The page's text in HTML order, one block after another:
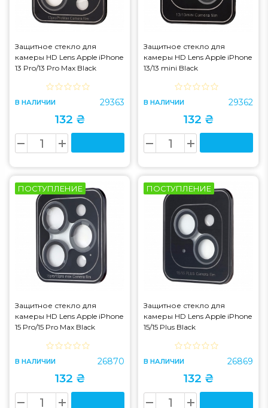
Защитное стекло для
камеры HD Lens Apple iPhone
13 Pro/13 Pro Max Black
В НАЛИЧИИ 29363
132 ₴
Защитное стекло для
камеры HD Lens Apple iPhone
13/13 mini Black
В НАЛИЧИИ 29362
132 ₴
ПОСТУПЛЕНИЕ
Защитное стекло для
камеры HD Lens Apple iPhone
15 Pro/15 Pro Max Black
В НАЛИЧИИ 26870
132 ₴
ПОСТУПЛЕНИЕ
Защитное стекло для
камеры HD Lens Apple iPhone
15/15 Plus Black
В НАЛИЧИИ 26869
132 ₴